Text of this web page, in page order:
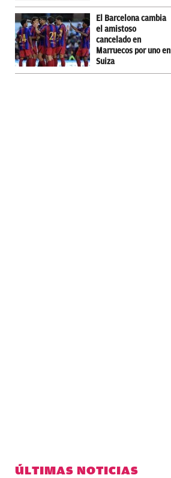
El Barcelona cambia
el amistoso
cancelado en
Marruecos por uno en
Suiza
ÚLTIMAS NOTICIAS